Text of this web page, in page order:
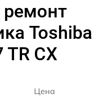
Toshiba
TR CX
Цена